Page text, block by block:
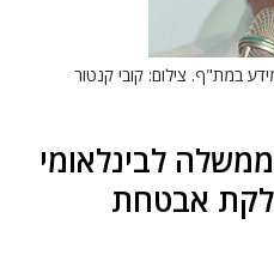
במת"ף. צילום: קובי קנטור
לבינלאומי
אבטחת